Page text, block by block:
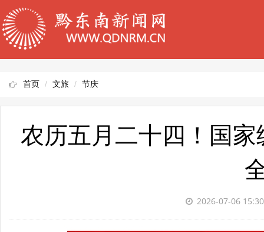
首页 文旅 节庆
农历五月二十四！国
2026-07-06